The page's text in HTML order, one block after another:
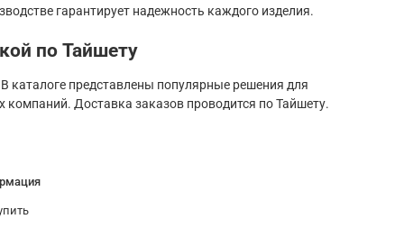
гарантирует надежность каждого изделия.
по Тайшету
каталоге представлены популярные решения для
Доставка заказов проводится по Тайшету.